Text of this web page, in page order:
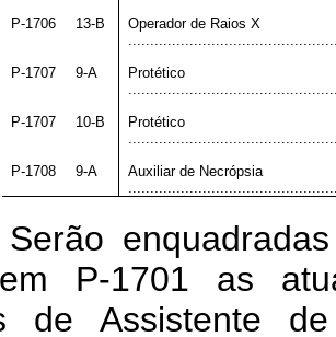
P-1706
13-B
Operador de Raios X
P-1707
9-A
Protético
P-1707
10-B
Protético
P-1708
9-A
Auxiliar de Necrópsia
P-1701 as
de Assistente